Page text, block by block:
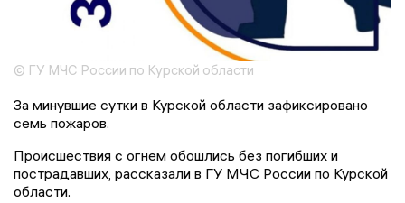
© ГУ МЧС России по Курской области
За минувшие сутки в Курской области зафиксировано
семь пожаров.
Происшествия с огнем обошлись без погибших и
пострадавших, рассказали в ГУ МЧС России по Курской
области.